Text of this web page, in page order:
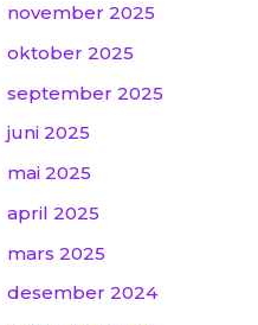
november 2025
oktober 2025
september 2025
juni 2025
mai 2025
april 2025
mars 2025
desember 2024